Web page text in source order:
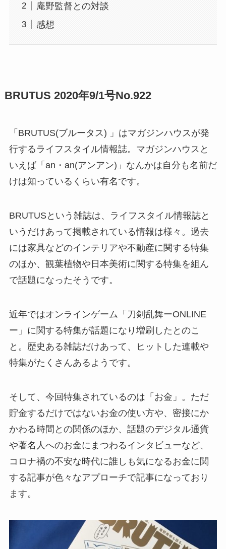
庵野監督との対談
感想
BRUTUS 2020年9/1号No.922
「BRUTUS(ブルータス) 」はマガジンハウスが発
行するライフスタイル情報誌。マガジンハウスと
いえば「an・an(アンアン)」なんかは自分も名前だ
けは知っているくらい有名です。
BRUTUSという雑誌は、ライフスタイル情報誌と
いうだけあって掲載されている情報は様々。過去
には家具などのインテリアや不動産に関する特集
のほか、観葉植物や日本美術に関する特集を組ん
で話題になったそうです。
近年ではオンラインゲーム「刀剣乱舞ーONLINE
ー」に関する特集が話題になり増刷したとのこ
と。歴史ある雑誌だけあって、ヒットした連載や
特集がたくさんあるようです。
そして、今回特集されているのは「お金」。ただ
貯金するだけではないお金の使い方や、密接にか
かわる時間との関係のほか、話題のデジタル通貨
や著名人へのお金にまつわるインタビューなど、
コロナ禍の不安な時代に誰しも気になるお金に関
する記事が色々なアプローチで記事になっており
ます。